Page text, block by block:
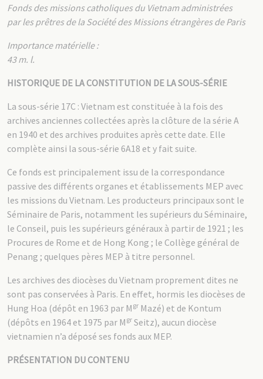
Fonds des missions catholiques du Vietnam administrées
par les prêtres de la Société des Missions étrangères de Paris
Importance matérielle :
43 m. l.
HISTORIQUE DE LA CONSTITUTION DE LA SOUS-SÉRIE
La sous-série 17C : Vietnam est constituée à la fois des
archives anciennes collectées après la clôture de la série A
en 1940 et des archives produites après cette date. Elle
complète ainsi la sous-série 6A18 et y fait suite.
Ce fonds est principalement issu de la correspondance
passive des différents organes et établissements MEP avec
les missions du Vietnam. Les producteurs principaux sont le
Séminaire de Paris, notamment les supérieurs du Séminaire,
le Conseil, puis les supérieurs généraux à partir de 1921 ; les
Procures de Rome et de Hong Kong ; le Collège général de
Penang ; quelques pères MEP à titre personnel.
Les archives des diocèses du Vietnam proprement dites ne
sont pas conservées à Paris. En effet, hormis les diocèses de
Hung Hoa (dépôt en 1963 par M gr Mazé) et de Kontum
(dépôts en 1964 et 1975 par M gr Seitz), aucun diocèse
vietnamien n’a déposé ses fonds aux MEP.
PRÉSENTATION DU CONTENU